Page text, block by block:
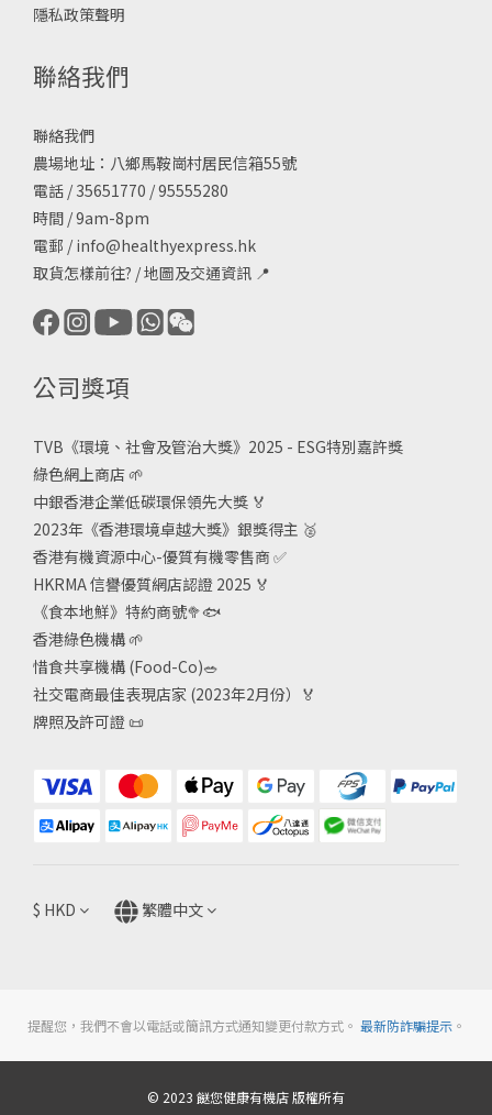
隱私政策聲明
聯絡我們
聯絡我們
農場地址：八鄉馬鞍崗村居民信箱55號
電話 / 35651770 / 95555280
時間 / 9am-8pm
電郵 / info@healthyexpress.hk
取貨怎樣前往? /地圖及交通資訊 📍
公司獎項
TVB《環境、社會及管治大獎》2025 - ESG特別嘉許獎
綠色網上商店 🌱
中銀香港企業低碳環保領先大獎 🏅
2023年《香港環境卓越大獎》銀獎得主 🥈
香港有機資源中心-優質有機零售商✅
HKRMA 信譽優質網店認證 2025 🏅
《食本地鮮》特約商號🥦🐟
香港綠色機構 🌱
惜食共享機構 (Food-Co)🥗
社交電商最佳表現店家 (2023年2月份）🏅
牌照及許可證 📜
$ HKD 繁體中文
提醒您，我們不會以電話或簡訊方式通知變更付款方式。 最新防詐騙提示。
© 2023 餸您健康有機店 版權所有